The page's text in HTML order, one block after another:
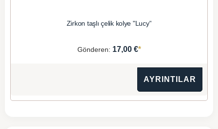
Zirkon taşlı çelik kolye "Lucy"
Gönderen: 17,00 €*
AYRINTILAR